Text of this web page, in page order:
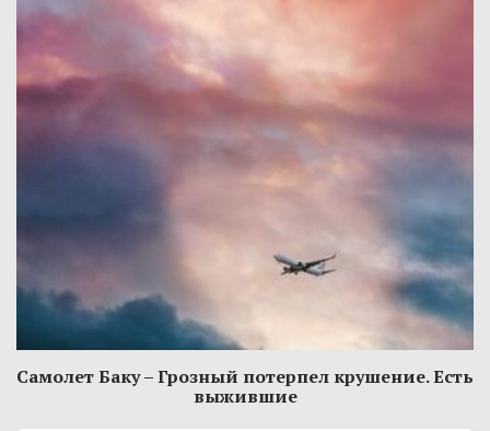
Самолет Баку – Грозный потерпел крушение. Есть
выжившие